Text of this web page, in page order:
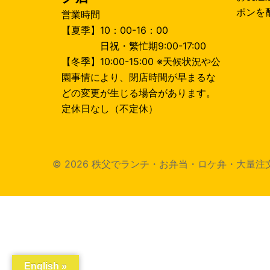
ョ
ン
営業時間
【夏季】10：00-16：00
日祝・繁忙期9:00-17:00
【冬季】10:00-15:00 ※天候状況や公
園事情により、閉店時間が早まるな
どの変更が生じる場合があります。
定休日なし（不定休）
ポンを
© 2026 秩父でランチ・お弁当・ロケ弁・大量
English »